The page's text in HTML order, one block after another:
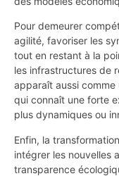
Pour demeurer
agilité, favoriser les
tout en restant à la
les infrastructures de
apparaît aussi
qui connaît une forte
plus dynamiques ou
Enfin, la
intégrer les nouvelles
transparence